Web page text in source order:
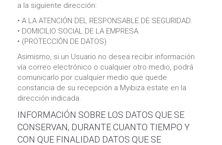
a la siguiente dirección:
• A LA ATENCIÓN DEL RESPONSABLE DE SEGURIDAD.
• DOMICILIO SOCIAL DE LA EMPRESA.
• (PROTECCIÓN DE DATOS)
Asimismo, si un Usuario no desea recibir información
vía correo electrónico o cualquier otro medio, podrá
comunicarlo por cualquier medio que quede
constancia de su recepción a Myibiza.estate en la
dirección indicada.
INFORMACIÓN SOBRE LOS DATOS QUE SE
CONSERVAN, DURANTE CUANTO TIEMPO Y
CON QUE FINALIDAD DATOS QUE SE